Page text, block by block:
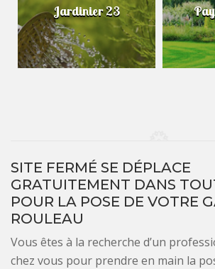
Jardinier 23
SITE FERMÉ SE DÉPLACE
GRATUITEMENT DANS
POUR LA POSE DE VOTRE
ROULEAU
Vous êtes à la recherche d’un
chez vous pour prendre en main la